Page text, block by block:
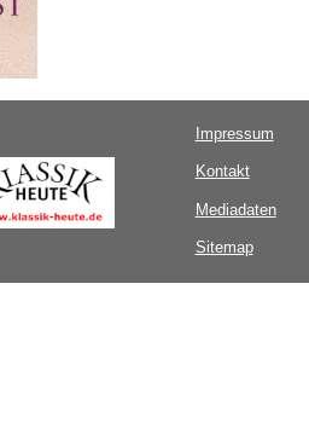
Impressum
Kontakt
Mediadaten
Sitemap